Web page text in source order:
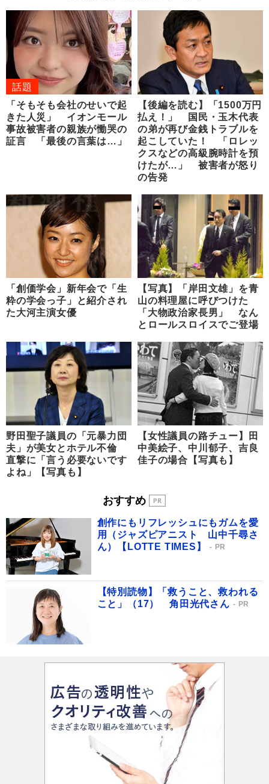
話題
「そもそも会社のせいで起
きた人災」 イオンモール
事故被害者の親族が慟哭の
証言 「最後の言葉は…」
【後編を読む】「1500万円
払え！」 国民・玉木代表
の弟が再び金銭トラブルを
起こしていた！ 「ロレッ
クスなどの高級腕時計を預
けたが…」 被害者が怒り
の告発
「創価学会」新年会で「生
粋の学会っ子」と紹介され
た大河主演女優
【写真】「岸田文雄」を青
山の料理屋に呼びつけた
「大物政治家長男」 なん
とロールスロイスでご登場
野田聖子議員の「元暴力団
夫」が美女とホテル不倫
直撃に「言う必要ないです
よね」【写真も】
【女性議員の路チュー】田
中美絵子、中川郁子、吉良
佳子の場合【写真も】
おすすめ
創作にもリフレッシュにもガムを愛
用（ジャズピアニスト 山中千尋さ
ん）【LOTTE TIMES】
PR
【特別読物】「救うこと、救われる
こと」（17） 角田光代さん
PR